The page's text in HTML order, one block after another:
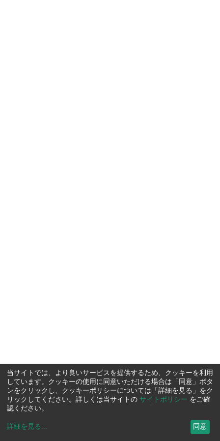
当サイトでは、より良いサービスを提供するため、クッキーを利用
しています。クッキーの使用に同意いただける場合は「同意」ボタ
ンをクリックし、クッキーポリシーについては「詳細を見る」をク
リックしてください。詳しくは当サイトの サイトポリシー をご確
認ください。
詳細を見る ... 同意